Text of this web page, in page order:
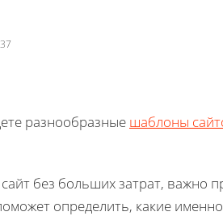
разнообразные шаблоны
без больших затрат, важно
определить, какие